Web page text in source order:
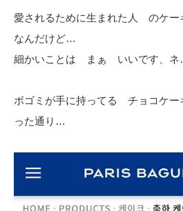
愛されるために生まれた人 のケ
なんだけど…
細かいことは まぁ いいです、
ボゴミが手に持ってる チョコケ
った通り…